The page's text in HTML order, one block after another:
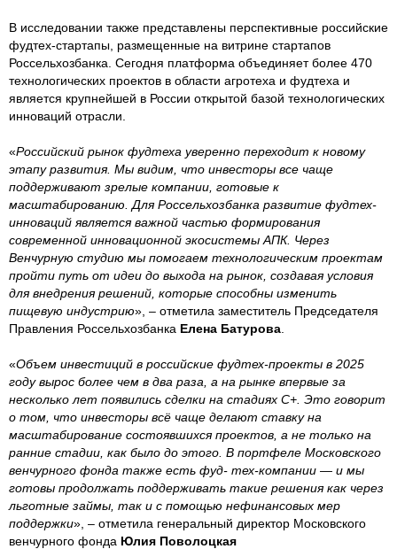
В исследовании также представлены перспективные российские
фудтех-стартапы, размещенные на витрине стартапов
Россельхозбанка. Сегодня платформа объединяет более 470
технологических проектов в области агротеха и фудтеха и
является крупнейшей в России открытой базой технологических
инноваций отрасли.
«Российский рынок фудтеха уверенно переходит к новому
этапу развития. Мы видим, что инвесторы все чаще
поддерживают зрелые компании, готовые к
масштабированию. Для Россельхозбанка развитие фудтех-
инноваций является важной частью формирования
современной инновационной экосистемы АПК. Через
Венчурную студию мы помогаем технологическим проектам
пройти путь от идеи до выхода на рынок, создавая условия
для внедрения решений, которые способны изменить
пищевую индустрию», – отметила заместитель Председателя
Правления Россельхозбанка Елена Батурова
«Объем инвестиций в российские фудтех-проекты в 2025
году вырос более чем в два раза, а на рынке впервые за
несколько лет появились сделки на стадиях C+. Это говорит
о том, что инвесторы всё чаще делают ставку на
масштабирование состоявшихся проектов, а не только на
ранние стадии, как было до этого. В портфеле Московского
венчурного фонда также есть фуд- тех-компании — и мы
готовы продолжать поддерживать такие решения как через
льготные займы, так и с помощью нефинансовых мер
поддержки», – отметила генеральный директор Московского
венчурного фонда Юлия Поволоцкая